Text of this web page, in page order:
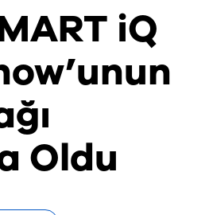
iQ
Oldu